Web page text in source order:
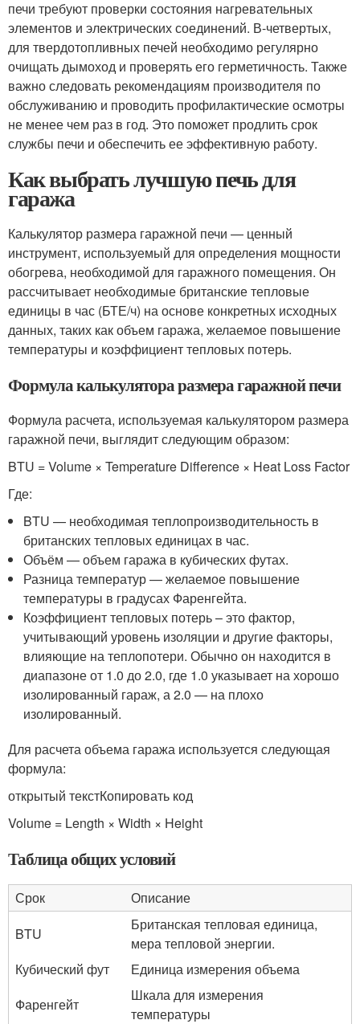
печи требуют проверки состояния нагревательных
элементов и электрических соединений. В-четвертых,
для твердотопливных печей необходимо регулярно
очищать дымоход и проверять его герметичность. Также
важно следовать рекомендациям производителя по
обслуживанию и проводить профилактические осмотры
не менее чем раз в год. Это поможет продлить срок
службы печи и обеспечить ее эффективную работу.
Как выбрать лучшую печь для
гаража
Калькулятор размера гаражной печи — ценный
инструмент, используемый для определения мощности
обогрева, необходимой для гаражного помещения. Он
рассчитывает необходимые британские тепловые
единицы в час (БТЕ/ч) на основе конкретных исходных
данных, таких как объем гаража, желаемое повышение
температуры и коэффициент тепловых потерь.
Формула калькулятора размера гаражной печи
Формула расчета, используемая калькулятором размера
гаражной печи, выглядит следующим образом:
BTU = Volume × Temperature Difference × Heat Loss Factor
Где:
BTU — необходимая теплопроизводительность в
британских тепловых единицах в час.
Объём — объем гаража в кубических футах.
Разница температур — желаемое повышение
температуры в градусах Фаренгейта.
Коэффициент тепловых потерь – это фактор,
учитывающий уровень изоляции и другие факторы,
влияющие на теплопотери. Обычно он находится в
диапазоне от 1.0 до 2.0, где 1.0 указывает на хорошо
изолированный гараж, а 2.0 — на плохо
изолированный.
Для расчета объема гаража используется следующая
формула:
открытый текстКопировать код
Volume = Length × Width × Height
Таблица общих условий
Срок
Описание
BTU
Британская тепловая единица,
мера тепловой энергии.
Кубический фут
Единица измерения объема
Фаренгейт
Шкала для измерения
температуры